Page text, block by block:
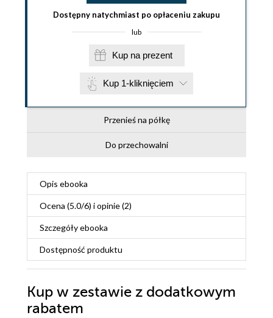
Dostępny natychmiast po opłaceniu zakupu
lub
Kup na prezent
Kup 1-kliknięciem
Przenieś na półkę
Do przechowalni
Opis ebooka
Ocena (5.0/6) i opinie (2)
Szczegółyebooka
Dostępność produktu
Kup w zestawie z dodatkowym
rabatem